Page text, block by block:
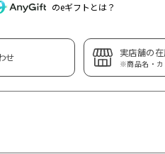
のeギフトとは？
せ 実店舗の
※商品名・カ